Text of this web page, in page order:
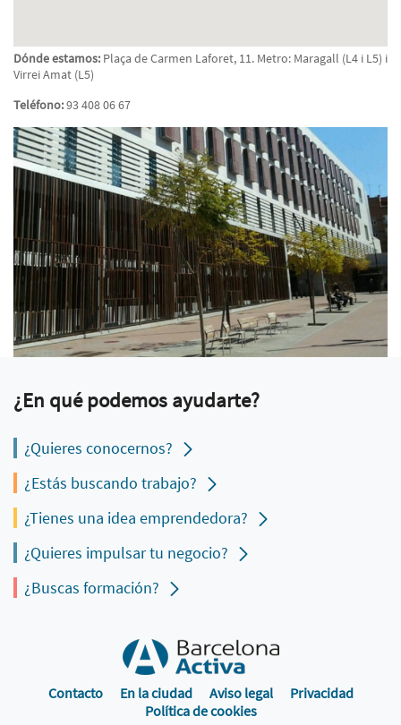
Dónde estamos: Plaça de Carmen Laforet, 11. Metro: Maragall (L4 i L5) i
Virrei Amat (L5)
Teléfono:93 408 06 67
¿En qué podemos ayudarte?
¿Quieres conocernos?
¿Estás buscando trabajo?
¿Tienes una idea emprendedora?
¿Quieres impulsar tu negocio?
¿Buscas formación?
Contacto En la ciudad Aviso legal
Privacidad
Política de cookies